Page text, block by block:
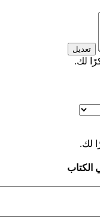
تعديل
لك.
لك.
الكتاب